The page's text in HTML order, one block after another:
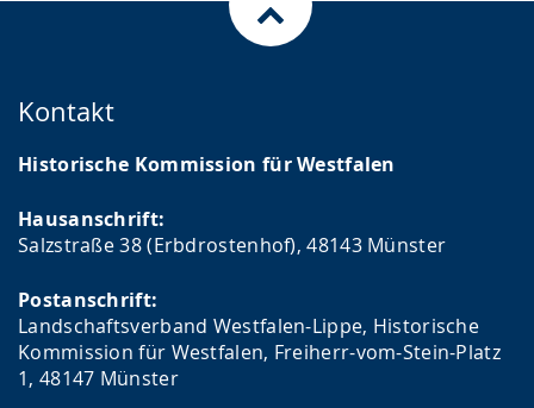
Kontakt
Historische Kommission für Westfalen
Hausanschrift:
Salzstraße 38 (Erbdrostenhof), 48143 Münster
Postanschrift:
Landschaftsverband Westfalen-Lippe, Historische
Kommission für Westfalen, Freiherr-vom-Stein-Platz
1, 48147 Münster